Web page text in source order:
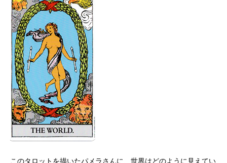
このタロットを描いたパメラさんに、世界はどのように見えてい